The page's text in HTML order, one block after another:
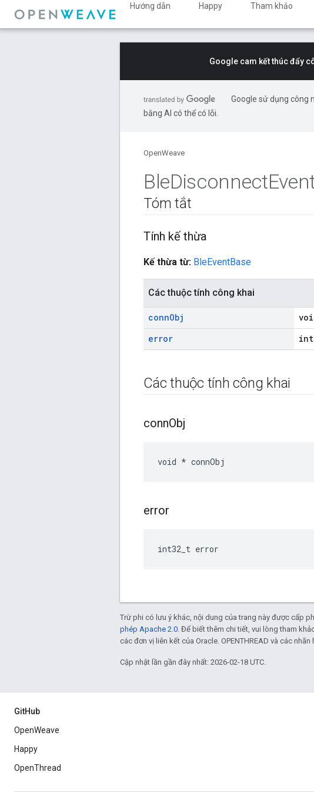
Hướng dẫn Happy Tham khảo
Google cam kết thúc đẩy
Google sử dụng công
bằng AI có thể có lỗi.
OpenWeave
BleDisconnect
Tóm tắt
Tính kế thừa
Kế thừa từ: BleEventBase
Các thuộc tính công khai
connObj
error
Các thuộc tính công khai
connObj
void * connObj
error
int32_t error
Trừ phi có lưu ý khác, nội dung của trang này được cấp
phép Apache 2.0. Để biết thêm chi tiết, vui lòng tham
các đơn vị liên kết của Oracle. OPENTHREAD và các
Cập nhật lần gần đây nhất: 2026-02-18 UTC.
GitHub
OpenWeave
Happy
OpenThread